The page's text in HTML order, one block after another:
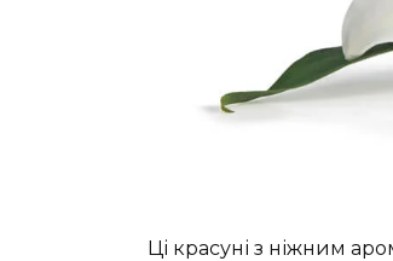
Ці красуні з ніжним